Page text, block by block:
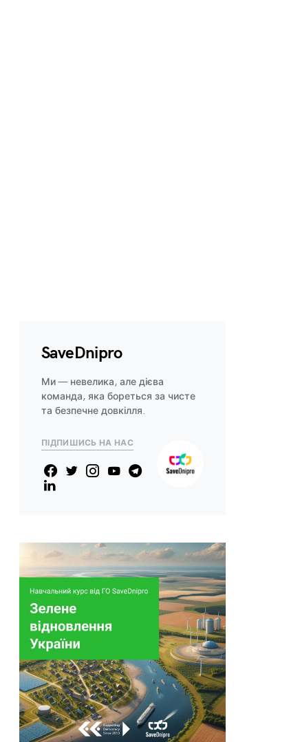
SaveDnipro
Ми — невелика, але дієва
команда, яка бореться за чисте
та безпечне довкілля.
ПІДПИШИСЬ НА НАС